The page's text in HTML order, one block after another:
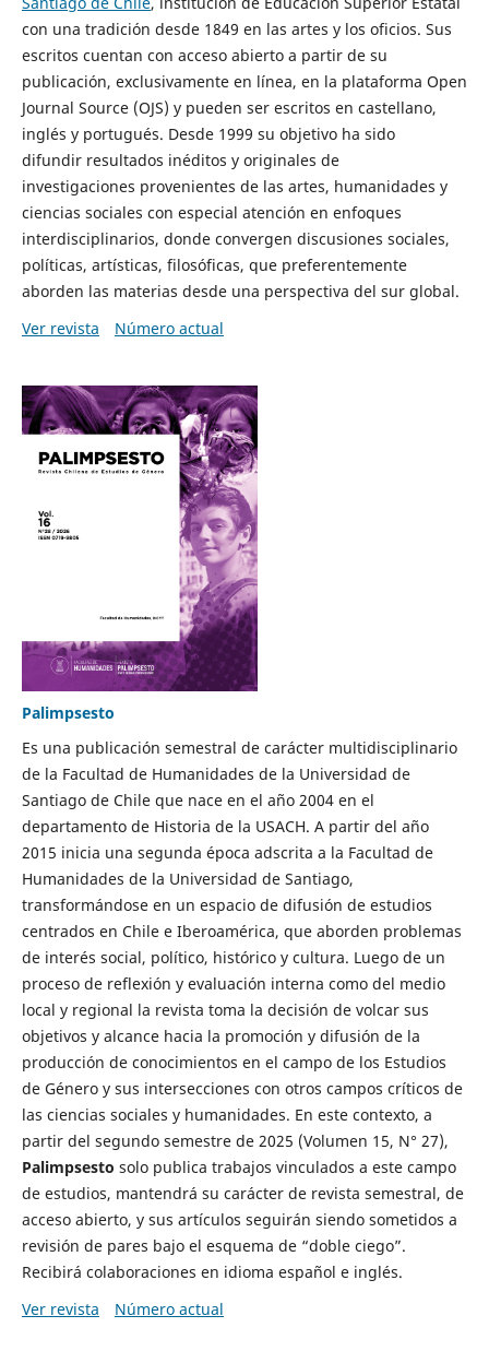
con una tradición desde 1849 en las artes y los oficios. Sus
escritos cuentan con acceso abierto a partir de su
publicación, exclusivamente en línea, en la plataforma Open
Journal Source (OJS) y pueden ser escritos en castellano,
inglés y portugués. Desde 1999 su objetivo ha sido
difundir resultados inéditos y originales de
investigaciones provenientes de las artes, humanidades y
ciencias sociales con especial atención en enfoques
interdisciplinarios, donde convergen discusiones sociales,
políticas, artísticas, filosóficas, que preferentemente
aborden las materias desde una perspectiva del sur global.
Ver revista
Número actual
Palimpsesto
Es una publicación semestral de carácter multidisciplinario
de la Facultad de Humanidades de la Universidad de
Santiago de Chile que nace en el año 2004 en el
departamento de Historia de la USACH. A partir del año
2015 inicia una segunda época adscrita a la Facultad de
Humanidades de la Universidad de Santiago,
transformándose en un espacio de difusión de estudios
centrados en Chile e Iberoamérica, que aborden problemas
de interés social, político, histórico y cultura. Luego de un
proceso de reflexión y evaluación interna como del medio
local y regional la revista toma la decisión de volcar sus
objetivos y alcance hacia la promoción y difusión de la
producción de conocimientos en el campo de los Estudios
de Género y sus intersecciones con otros campos críticos de
las ciencias sociales y humanidades. En este contexto, a
partir del segundo semestre de 2025 (Volumen 15, N° 27),
Palimpsesto solo publica trabajos vinculados a este campo
de estudios, mantendrá su carácter de revista semestral, de
acceso abierto, y sus artículos seguirán siendo sometidos a
revisión de pares bajo el esquema de “doble ciego”.
Recibirá colaboraciones en idioma español e inglés.
Ver revista
Número actual